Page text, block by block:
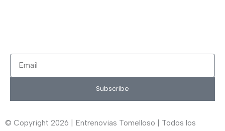
Email
Subscribe
© Copyright 2026 | Entrenovias Tomelloso | Todos los